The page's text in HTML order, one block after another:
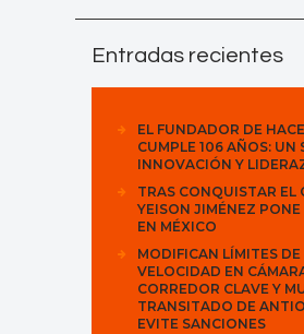
Entradas recientes
EL FUNDADOR DE
CUMPLE 106 AÑOS: UN
INNOVACIÓN Y
TRAS CONQUISTAR EL
YEISON JIMÉNEZ PONE
EN MÉXICO
MODIFICAN LÍMITES DE
VELOCIDAD EN
CORREDOR CLAVE Y
TRANSITADO DE
EVITE SANCIONES